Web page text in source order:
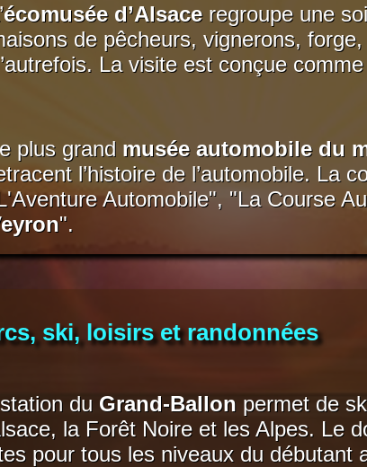
écomusée d’Alsaceregroupe une
de pêcheurs, vignerons,
La visite est conçue
plus grand musée automobile du
l’histoire de l’automobile. La
Automobile", "La Course
".
ski, loisirs et randonnées
du Grand-Ballon permet de
la Forêt Noire et les Alpes. Le
pour tous les niveaux du débutant